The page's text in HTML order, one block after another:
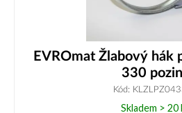
EVROmat Žlabový hák
330
Kód:
Skladem > 20